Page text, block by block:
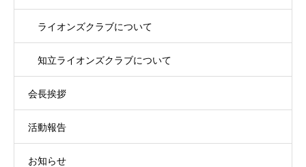
ライオンズクラブについて
知立ライオンズクラブについて
会長挨拶
活動報告
お知らせ